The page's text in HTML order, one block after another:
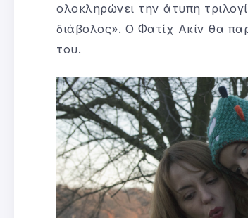
ολοκληρώνει την άτυπη
διάβολος». Ο Φατίχ Ακίν θα
του.